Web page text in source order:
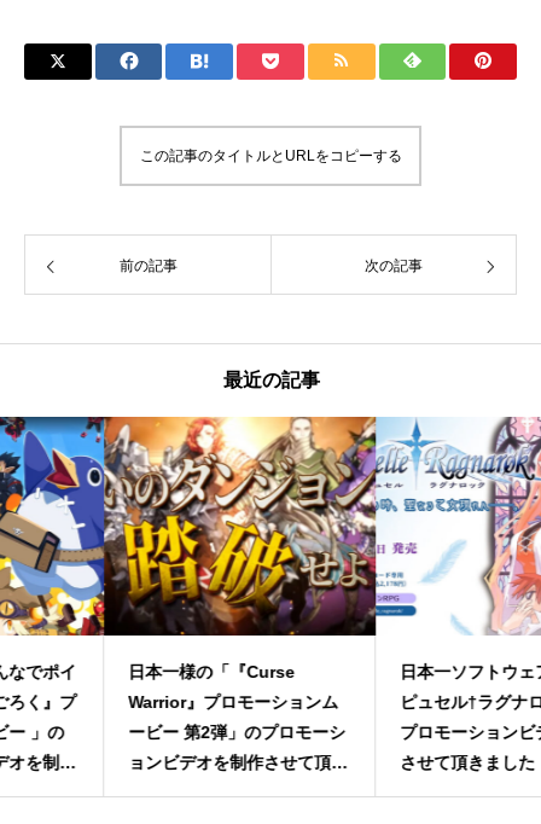
この記事のタイトルとURLをコピーする
前の記事 次の記事
最近の記事
日本一様の「『Curse
Warrior』プロモーションム
ービー 第2弾」のプロモーシ
ョンビデオを制作させて頂き
ました
日本一ソフトウェア様『ラ・
ピュセル†ラグナロック』の
プロモーションビデオを制作
させて頂きました！